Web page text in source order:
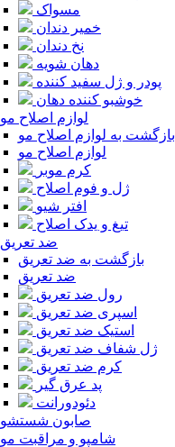
مسواک
خمیر دندان
نخ دندان
دهان شویه
پودر و ژل سفید کننده
خوشبو کننده دهان
لوازم اصلاح مو
بازگشت به لوازم اصلاح مو
لوازم اصلاح مو
کرم موبر
ژل و فوم اصلاح
افتر شیو
تیغ و یدک اصلاح
ضد تعریق
بازگشت به ضد تعریق
ضد تعریق
رول ضد تعریق
اسپری ضد تعریق
استیک ضد تعریق
ژل شفاف ضد تعریق
کرم ضد تعریق
پد عرق گیر
دئودورانت
صابون شستشو
شامپو و مراقبت مو